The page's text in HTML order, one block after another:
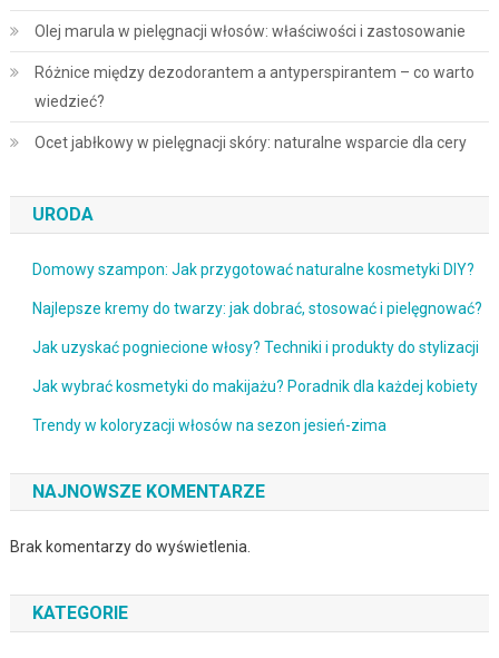
Olej marula w pielęgnacji włosów: właściwości i zastosowanie
Różnice między dezodorantem a antyperspirantem – co warto
wiedzieć?
Ocet jabłkowy w pielęgnacji skóry: naturalne wsparcie dla cery
URODA
Domowy szampon: Jak przygotować naturalne kosmetyki DIY?
Najlepsze kremy do twarzy: jak dobrać, stosować i pielęgnować?
Jak uzyskać pogniecione włosy? Techniki i produkty do stylizacji
Jak wybrać kosmetyki do makijażu? Poradnik dla każdej kobiety
Trendy w koloryzacji włosów na sezon jesień-zima
NAJNOWSZE KOMENTARZE
Brak komentarzy do wyświetlenia.
KATEGORIE